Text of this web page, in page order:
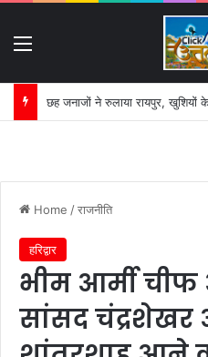
गंगा की बदहाली पर कृष्णकान्त के
Home /राजनीति
हरिद्वार
भीम आर्मी
सांसद चंद्रशेखर